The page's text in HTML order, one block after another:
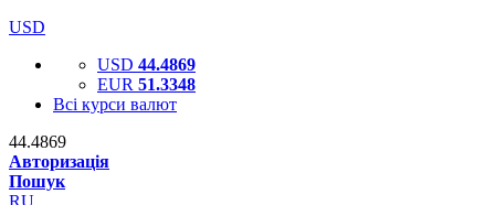
USD
USD 44.4869
EUR 51.3348
Всі курси валют
44.4869
Авторизація
Пошук
RU